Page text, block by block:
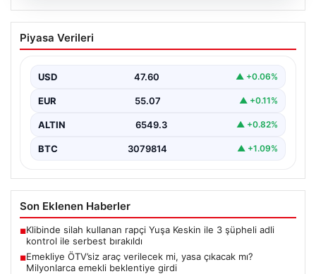
Emekliye ÖTV’siz araç verilecek mi,
yasa çıkacak mı? Milyonlarca emekli
Piyasa Verileri
USD 47.60 ▲ +0.06%
EUR 55.07 ▲ +0.11%
ALTIN 6549.3 ▲ +0.82%
BTC 3079814 ▲ +1.09%
Son Eklenen Haberler
■Klibinde silah kullanan rapçi Yuşa Keskin ile 3 şüpheli adli
kontrol ile serbest bırakıldı
■Emekliye ÖTV’siz araç verilecek mi, yasa çıkacak mı?
Milyonlarca emekli beklentiye girdi